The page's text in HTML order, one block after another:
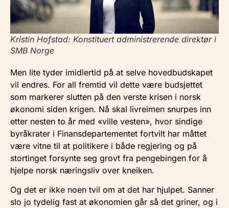
Kristin Hofstad: Konstituert administrerende direktør i
SMB Norge
Men lite tyder imidlertid på at selve hovedbudskapet
vil endres. For all fremtid vil dette være budsjettet
som markerer slutten på den verste krisen i norsk
økonomi siden krigen. Nå skal livreimen snurpes inn
etter nesten to år med «ville vesten», hvor sindige
byråkrater i Finansdepartementet fortvilt har måttet
være vitne til at politikere i både regjering og på
stortinget forsynte seg grovt fra pengebingen for å
hjelpe norsk næringsliv over kneiken.
Og det er ikke noen tvil om at det har hjulpet. Sanner
slo jo tydelig fast at økonomien går så det griner, og i